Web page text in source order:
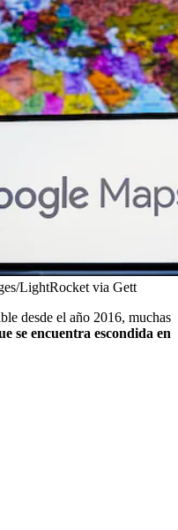
LightRocket via Gett
desde el año 2016, muchas
se encuentra escondida en